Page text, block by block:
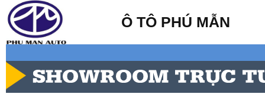
Ô TÔ PHÚ MẪN